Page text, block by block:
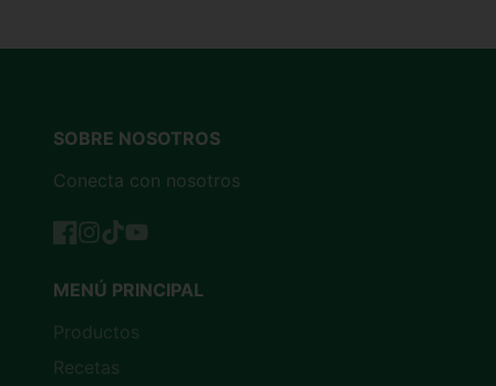
SOBRE NOSOTROS
Conecta con nosotros
MENÚ PRINCIPAL
Productos
Recetas